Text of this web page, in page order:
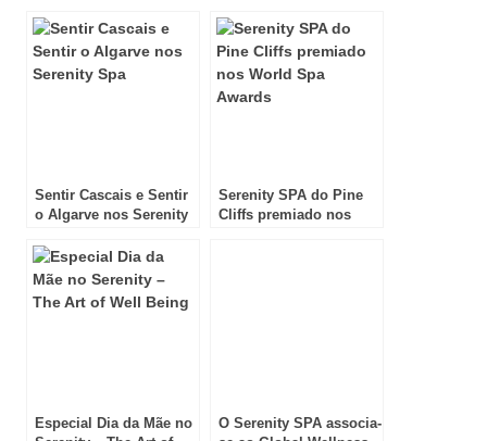
Sentir Cascais e Sentir
o Algarve nos Serenity
Serenity SPA do Pine
Cliffs premiado nos
Especial Dia da Mãe no
O Serenity SPA associa-